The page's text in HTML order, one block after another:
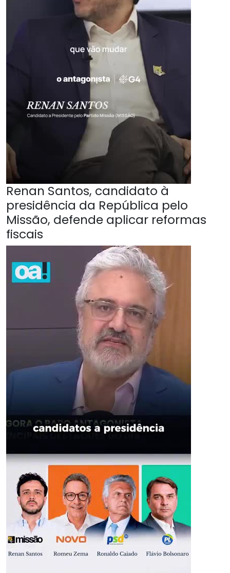
Renan Santos, candidato à
presidência da República pelo
Missão, defende aplicar reformas
fiscais